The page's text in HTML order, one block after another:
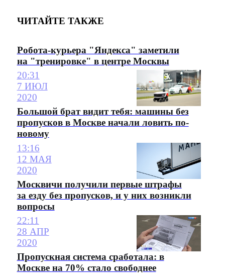
ЧИТАЙТЕ ТАКЖЕ
Робота-курьера "Яндекса" заметили
на "тренировке" в центре Москвы
20:31
7 ИЮЛ
2020
Большой брат видит тебя: машины без
пропусков в Москве начали ловить по-
новому
13:16
12 МАЯ
2020
Москвичи получили первые штрафы
за езду без пропусков, и у них возникли
вопросы
22:11
28 АПР
2020
Пропускная система сработала: в
Москве на 70% стало свободнее